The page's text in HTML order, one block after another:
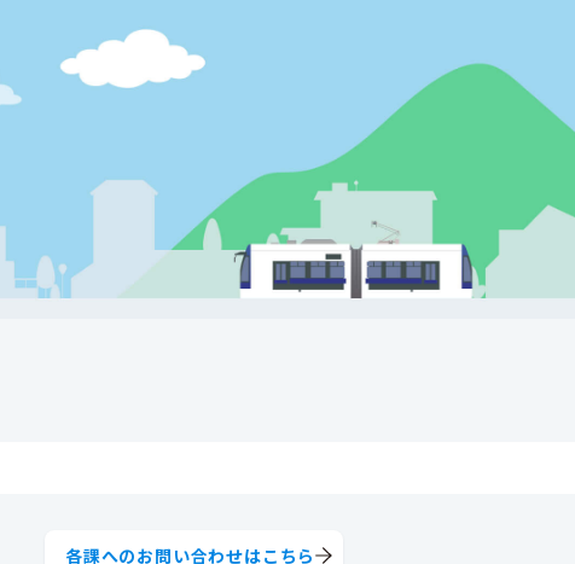
各課へのお問い合わせはこちら